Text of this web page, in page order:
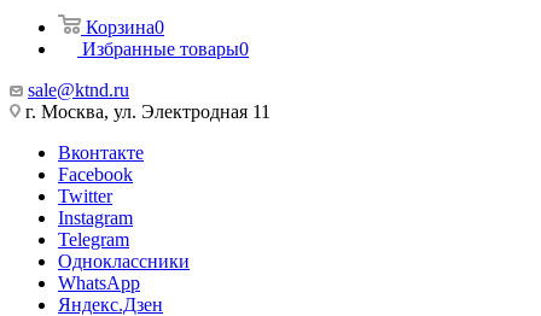
Корзина0
Избранные товары0
sale@ktnd.ru
г. Москва, ул. Электродная 11
Вконтакте
Facebook
Twitter
Instagram
Telegram
Одноклассники
WhatsApp
Яндекс.Дзен